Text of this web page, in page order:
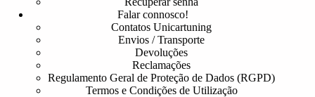
Falar connosco!
Contatos Unicartuning
Envios / Transporte
Devoluções
Reclamações
Regulamento Geral de Proteção de Dados (RGPD)
Termos e Condições de Utilização